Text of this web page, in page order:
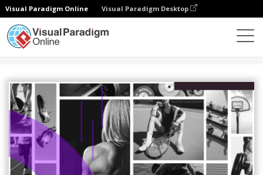
Visual Paradigm Online Visual Paradigm Desktop